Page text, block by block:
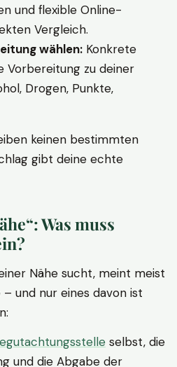
und flexible Online-
Vergleich.
wählen: Konkrete
Vorbereitung zu deiner
Drogen, Punkte,
keinen bestimmten
gibt deine echte
Was muss
Nähe sucht, meint meist
und nur eines davon ist
selbst, die
und die Abgabe der